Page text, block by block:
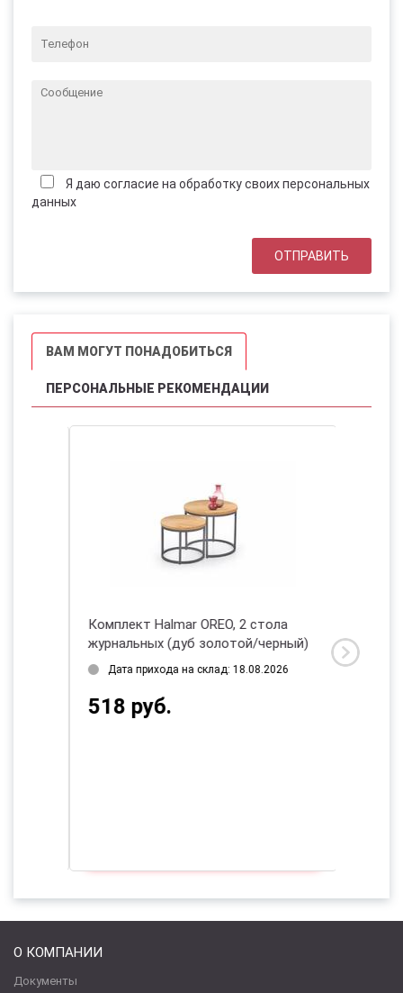
Я даю согласие на обработку своих персональных
данных
ВАМ МОГУТ ПОНАДОБИТЬСЯ
ПЕРСОНАЛЬНЫЕ РЕКОМЕНДАЦИИ
Комплект Halmar OREO, 2 стола
журнальных (дуб золотой/черный)
Дата прихода на склад: 18.08.2026
518 руб.
О КОМПАНИИ
Документы